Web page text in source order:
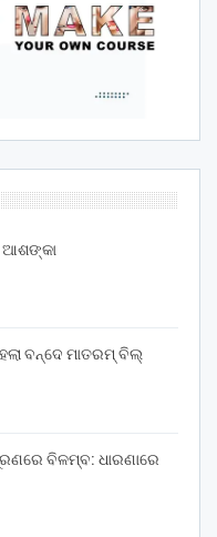
ଆଶଙ୍କା
ବନ୍ଦେ ମାତରମ୍‌ ବିଲ୍‌
ବିଳମ୍ବ: ଧାରଣାରେ